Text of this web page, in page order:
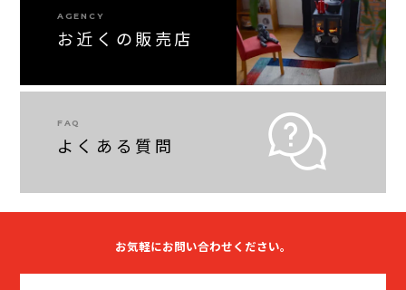
AGENCY
お近くの販売店
FAQ
よくある質問
お気軽にお問い合わせください。